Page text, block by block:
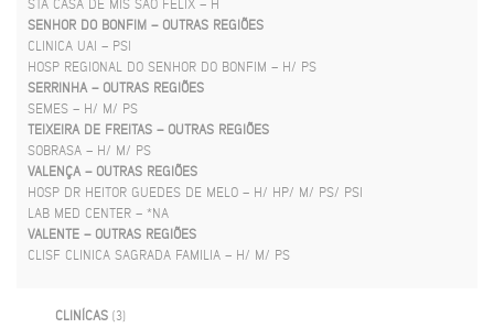
STA CASA DE MIS SÃO FELIX – H
SENHOR DO BONFIM – OUTRAS REGIÕES
CLINICA UAI – PSI
HOSP REGIONAL DO SENHOR DO BONFIM – H/ PS
SERRINHA – OUTRAS REGIÕES
SEMES – H/ M/ PS
TEIXEIRA DE FREITAS – OUTRAS REGIÕES
SOBRASA – H/ M/ PS
VALENÇA – OUTRAS REGIÕES
HOSP DR HEITOR GUEDES DE MELO – H/ HP/ M/ PS/ PSI
LAB MED CENTER – *NA
VALENTE – OUTRAS REGIÕES
CLISF CLINICA SAGRADA FAMILIA – H/ M/ PS
CLINÍCAS (3)